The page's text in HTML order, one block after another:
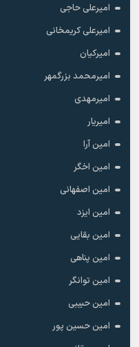
امیرعلی حاجی
امیرعلی کریمخانی
امیرکیان
امیرمحمد بزرگمهر
امیرمهدی
امیریار
امین آرا
امین اخگر
امین اصفهانی
امین ایزد
امین بقایی
امین پناهی
امین توانگر
امین حبیبی
امین حسین پور